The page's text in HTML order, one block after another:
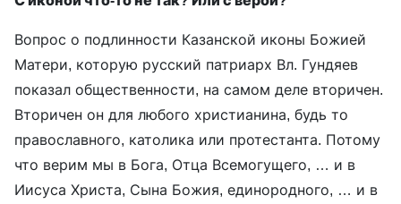
Вопрос о подлинности Казанской иконы Божией
Матери, которую русский патриарх Вл. Гундяев
показал общественности, на самом деле вторичен.
Вторичен он для любого христианина, будь то
православного, католика или протестанта. Потому
что верим мы в Бога, Отца Всемогущего, … и в
Иисуса Христа, Сына Божия, единородного, … и в